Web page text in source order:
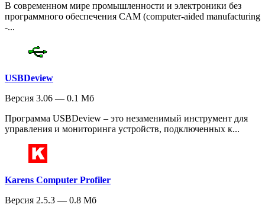
В современном мире промышленности и электроники без
программного обеспечения CAM (computer-aided manufacturing
-...
USBDeview
Версия 3.06 — 0.1 Мб
Программа USBDeview – это незаменимый инструмент для
управления и мониторинга устройств, подключенных к...
Karens Computer Profiler
Версия 2.5.3 — 0.8 Мб